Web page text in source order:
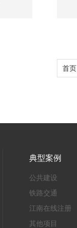
首页
典型案例
公共建设
铁路交通
江南在线注册
其他项目